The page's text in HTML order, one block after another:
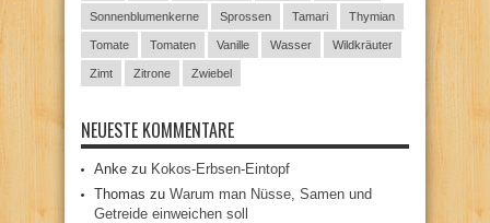
Sonnenblumenkerne Sprossen Tamari Thymian
Tomate Tomaten Vanille Wasser Wildkräuter
Zimt Zitrone Zwiebel
NEUESTE KOMMENTARE
Anke zu Kokos-Erbsen-Eintopf
Thomas zu Warum man Nüsse, Samen und
Getreide einweichen soll